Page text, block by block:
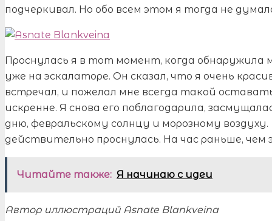
подчеркивал. Но обо всем этом я тогда не
Проснулась я в тот момент, когда обнаружила
уже на эскалаторе. Он сказал, что я очень
встречал, и пожелал мне всегда такой
искренне. Я снова его поблагодарила,
дню, февральскому солнцу и морозному
действительно проснулась. На час раньше, чем
Читайте также: Я начинаю с идеи
Автор иллюстраций Asnate Blankveina